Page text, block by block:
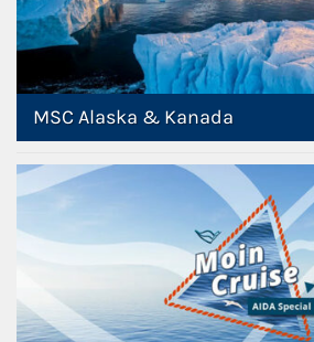
MSC Alaska & Kanada